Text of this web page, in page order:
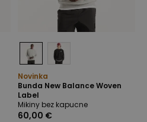
Novinka
Bunda New Balance Woven
Label
Mikiny bez kapucne
60,00 €